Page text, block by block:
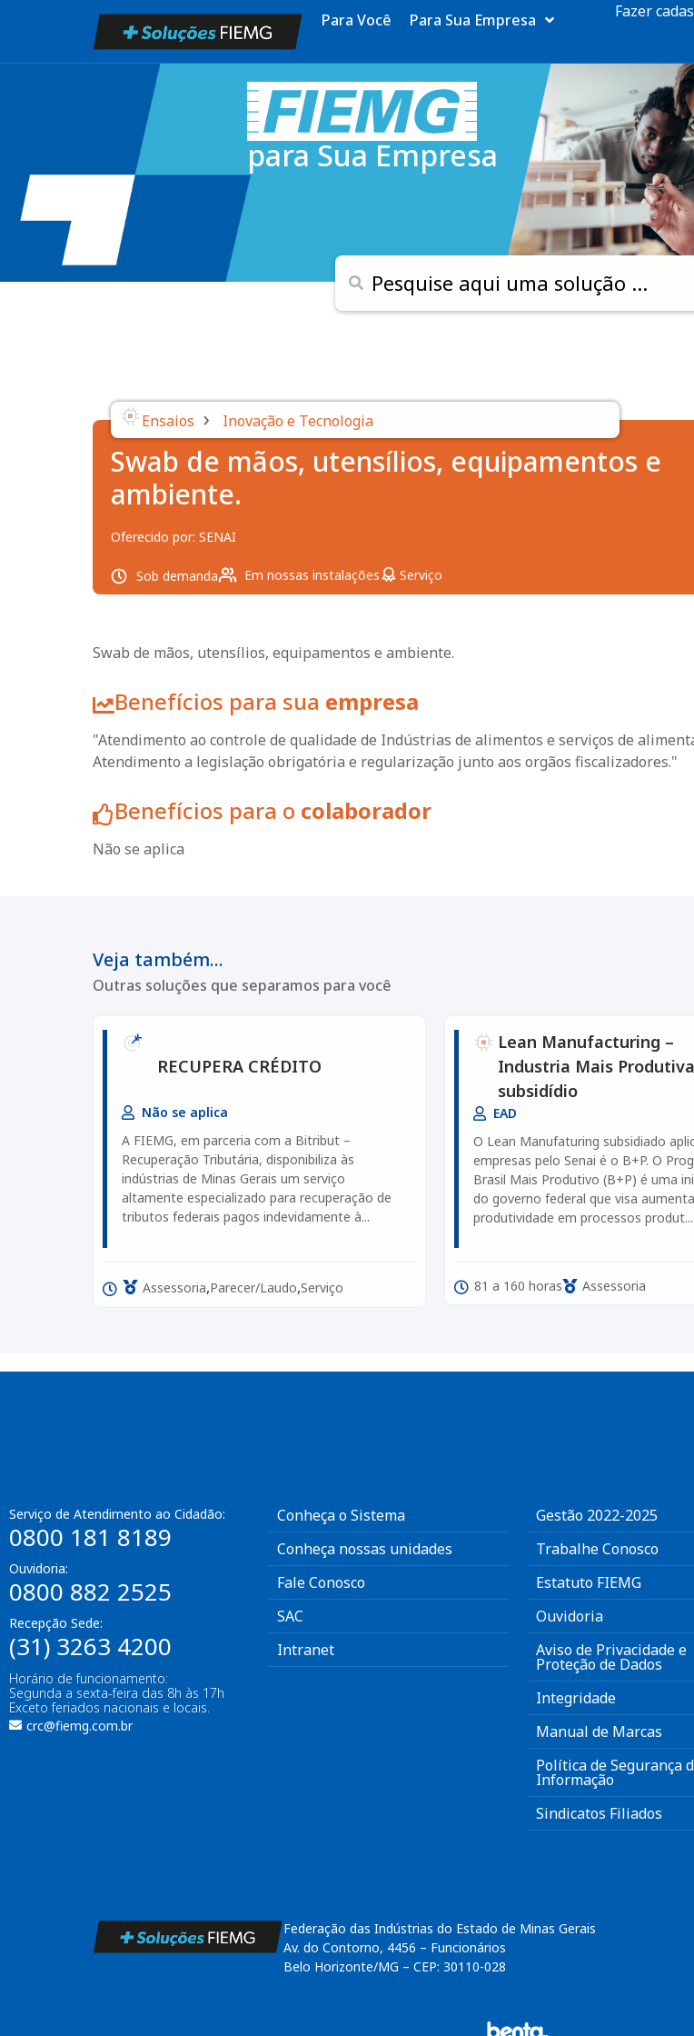
Para Você Para Sua Empresa Fazer
para Sua Empresa
Ensaios › Inovação e Tecnologia
Swab de mãos, utensílios, equipamentos e
ambiente.
Oferecido por: SENAI
Sob demanda Em nossas instalações Serviço
Swab de mãos, utensílios, equipamentos e ambiente.
Benefícios para sua empresa
"Atendimento ao controle de qualidade de Indústrias de alimentos e serviços de
Atendimento a legislação obrigatória e regularização junto aos orgãos fiscalizadores."
Benefícios para o colaborador
Não se aplica
Veja também...
Outras soluções que separamos para você
RECUPERA CRÉDITO
Não se aplica
A FIEMG, em parceria com a Bitribut –
Recuperação Tributária, disponibiliza às
indústrias de Minas Gerais um serviço
altamente especializado para recuperação de
tributos federais pagos indevidamente à...
Assessoria,Parecer/Laudo,Serviço
Lean Manufacturing –
Industria Mais
subsidídio
EAD
O Lean Manufaturing subsidiado
empresas pelo Senai é o B+P. O
Brasil Mais Produtivo (B+P) é uma
do governo federal que visa
produtividade em processos produt...
81 a 160 horas Assessoria
Serviço de Atendimento ao Cidadão:
0800 181 8189
Ouvidoria:
0800 882 2525
Recepção Sede:
(31) 3263 4200
Horário de funcionamento:
Segunda a sexta-feira das 8h às 17h
Exceto feriados nacionais e locais.
crc@fiemg.com.br
Conheça o Sistema
Conheça nossas unidades
Fale Conosco
SAC
Intranet
Gestão 2022-2025
Trabalhe Conosco
Estatuto FIEMG
Ouvidoria
Aviso de Privacidade e
Proteção de Dados
Integridade
Manual de Marcas
Política de Segurança
Informação
Sindicatos Filiados
Federação das Indústrias do Estado de Minas Gerais
Av. do Contorno, 4456 – Funcionários
Belo Horizonte/MG – CEP: 30110-028